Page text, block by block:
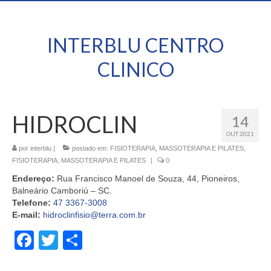
INTERBLU CENTRO
CLINICO
14
OUT 2021
HIDROCLIN
por interblu | postado em: FISIOTERAPIA, MASSOTERAPIA E PILATES
FISIOTERAPIA, MASSOTERAPIA E PILATES
| 0
Endereço: Rua Francisco Manoel de Souza, 44, Pioneiros,
Balneário Camboriú – SC.
Telefone: 47 3367-3008
E-mail: hidroclinfisio@terra.com.br
Facebook
Twitter